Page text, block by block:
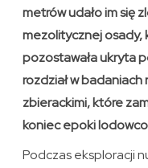
metrów udało im się
mezolitycznej osady,
pozostawała ukryta
rozdział w
zbierackimi, które
koniec epoki
Podczas eksploracji